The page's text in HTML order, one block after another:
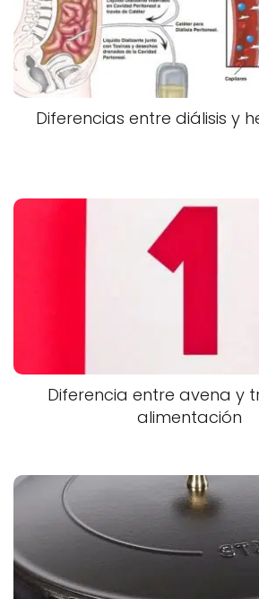
Diferencias entre diálisis y
Diferencia entre avena y
alimentación